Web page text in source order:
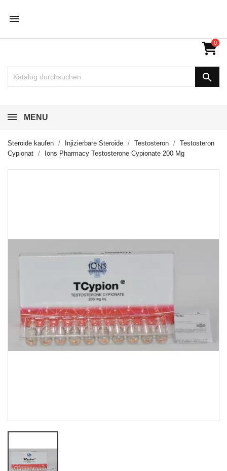

0

MENU
Steroide kaufen Injizierbare Steroide Testosteron
Testosteron
Cypionat
Ions Pharmacy Testosterone Cypionate 200 Mg